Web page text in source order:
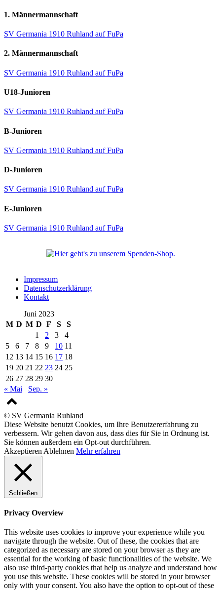
1. Männermannschaft
SV Germania 1910 Ruhland auf FuPa
2. Männermannschaft
SV Germania 1910 Ruhland auf FuPa
U18-Junioren
SV Germania 1910 Ruhland auf FuPa
B-Junioren
SV Germania 1910 Ruhland auf FuPa
D-Junioren
SV Germania 1910 Ruhland auf FuPa
E-Junioren
SV Germania 1910 Ruhland auf FuPa
Impressum
Datenschutzerklärung
Kontakt
Juni 2023
M D M D F S
S
1
2 3
4
5
6 7 8 9 10 11
12 13 14 15 16 17 18
19 20 21 22 23 24 25
26 27 28 29 30
« Mai
Sep. »
© SV Germania Ruhland
Diese Website benutzt Cookies, um Ihre Benutzererfahrung zu
verbessern. Wir gehen davon aus, dass dies für Sie in Ordnung ist.
Sie können außerdem ein Opt-out durchführen.
Akzeptieren Ablehnen Mehr erfahren
Schließen
Privacy Overview
This website uses cookies to improve your experience while you
navigate through the website. Out of these, the cookies that are
categorized as necessary are stored on your browser as they are
essential for the working of basic functionalities of the website. We
also use third-party cookies that help us analyze and understand how
you use this website. These cookies will be stored in your browser
only with your consent. You also have the option to opt-out of these